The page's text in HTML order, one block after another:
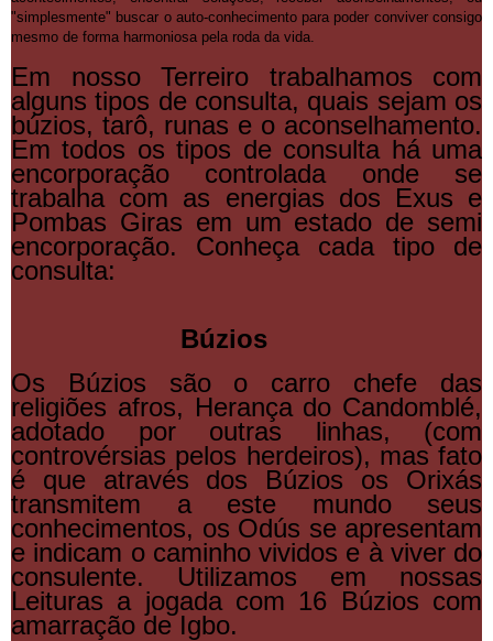
"simplesmente" buscar o auto-conhecimento para poder conviver consigo
mesmo de forma harmoniosa pela roda da vida.
Em nosso Terreiro trabalhamos com
alguns tipos de consulta, quais sejam os
búzios, tarô, runas e o aconselhamento.
Em todos os tipos de consulta há uma
encorporação controlada onde se
trabalha com as energias dos Exus e
Pombas Giras em um estado de semi
encorporação. Conheça cada tipo de
consulta:
Búzios
Os Búzios são o carro chefe das
religiões afros, Herança do Candomblé,
adotado por outras linhas, (com
controvérsias pelos herdeiros), mas fato
é que através dos Búzios os Orixás
transmitem a este mundo seus
conhecimentos, os Odús se apresentam
e indicam o caminho vividos e à viver do
consulente. Utilizamos em nossas
Leituras a jogada com 16 Búzios com
amarração de Igbo.